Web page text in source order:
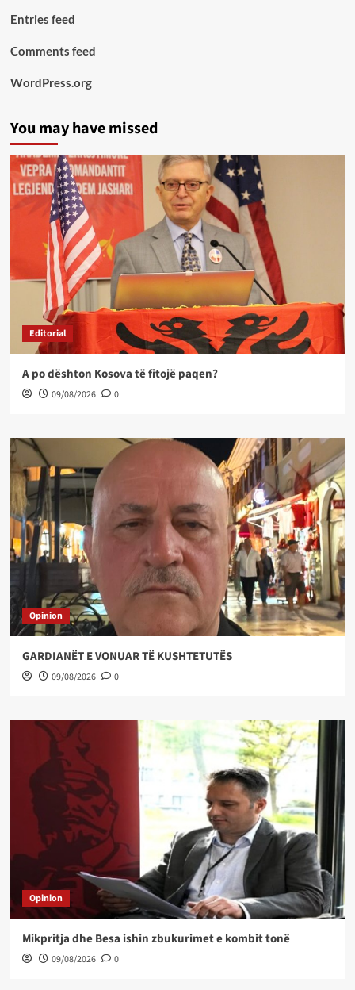
Entries feed
Comments feed
WordPress.org
You may have missed
Editorial
A po dështon Kosova të fitojë paqen?
09/08/2026 0
Opinion
GARDIANËT E VONUAR TË KUSHTETUTËS
09/08/2026 0
Opinion
Mikpritja dhe Besa ishin zbukurimet e kombit tonë
09/08/2026 0